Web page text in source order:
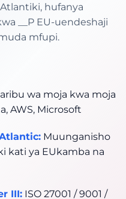
hufanya
__P EU-uendeshaji
mfupi.
wa moja kwa moja
AWS, Microsoft
Muunganisho
kati ya EUkamba na
III: ISO 27001 / 9001 /